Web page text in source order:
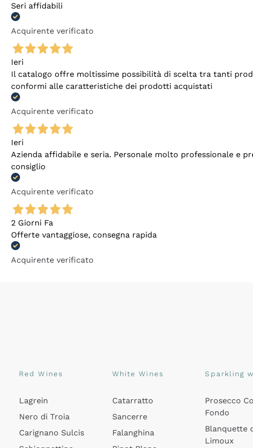
Seri affidabili
Acquirente verificato
Ieri
Il catalogo offre moltissime possibilità di scelta tra tanti
conformi alle caratteristiche dei prodotti acquistati
Acquirente verificato
Ieri
Azienda affidabile e seria. Personale molto professionale e
consiglio
Acquirente verificato
2 Giorni Fa
Offerte vantaggiose, consegna rapida
Acquirente verificato
Red Wines
Lagrein
Nero di Troia
Carignano Sulcis
White Wines
Catarratto
Sancerre
Falanghina
Sparkling
Prosecco
Fondo
Blanquette
Limoux